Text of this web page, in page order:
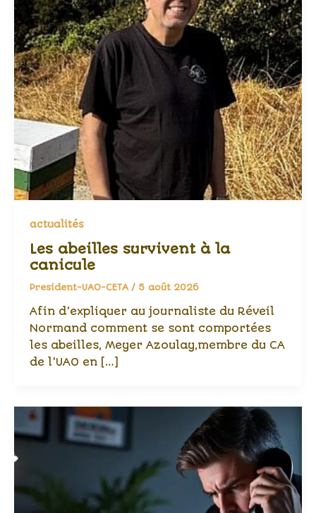
actualités
Les abeilles survivent à la
canicule
President-UAO-CETA / 5 août 2026
Afin d’expliquer au journaliste du Réveil
Normand comment se sont comportées
les abeilles, Meyer Azoulay,membre du CA
de l’UAO en […]